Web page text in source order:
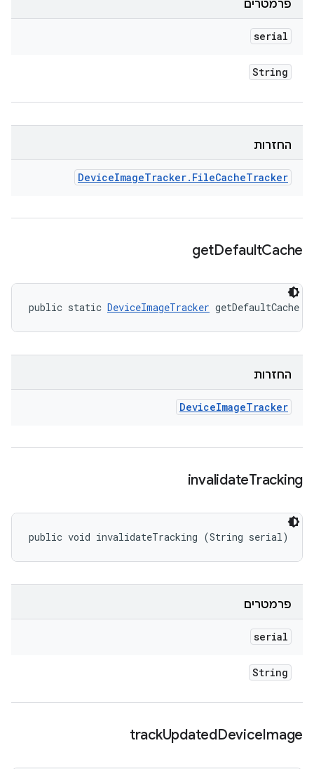
פרמטרים
serial
String
החזרות
DeviceImageTracker. FileCacheTracker
getDefaultCache
public static DeviceImageTracker getDefaultCache
החזרות
DeviceImageTracker
invalidateTracking
public void invalidateTracking (String serial)
פרמטרים
serial
String
trackUpdatedDeviceImage